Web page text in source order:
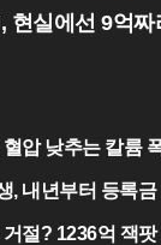
현실에선 9억짜
압 낮추는 칼륨
, 내년부터 등록금
절? 1236억 잭팟